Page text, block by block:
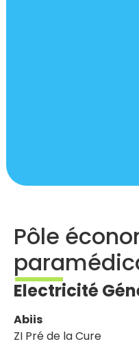
Pôle
Electricité
Abiis
ZI Pré de la Cure